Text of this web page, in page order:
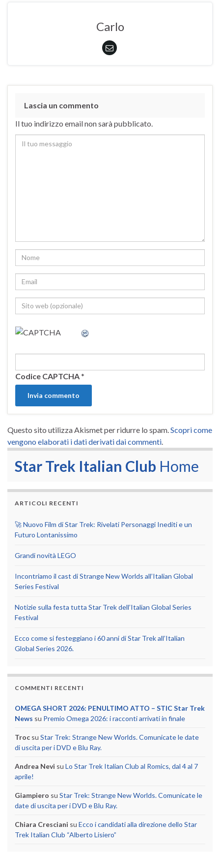
Carlo
Lascia un commento
Il tuo indirizzo email non sarà pubblicato.
Codice CAPTCHA*
Questo sito utilizza Akismet per ridurre lo spam. Scopri come
vengono elaborati i dati derivati dai commenti
Star Trek Italian Club Home
ARTICOLI RECENTI
🚀 Nuovo Film di Star Trek: Rivelati Personaggi Inediti e un
Futuro Lontanissimo
Grandi novità LEGO
Incontriamo il cast di Strange New Worlds all’Italian Global
Series Festival
Notizie sulla festa tutta Star Trek dell’Italian Global Series
Festival
Ecco come si festeggiano i 60 anni di Star Trek all’Italian
Global Series 2026.
COMMENTI RECENTI
OMEGA SHORT 2026: PENULTIMO ATTO – STIC Star Trek
News su Premio Omega 2026: i racconti arrivati in finale
Troc su Star Trek: Strange New Worlds. Comunicate le date
di uscita per i DVD e Blu Ray.
Andrea Nevi su Lo Star Trek Italian Club al Romics, dal 4 al 7
aprile!
Giampiero su Star Trek: Strange New Worlds. Comunicate le
date di uscita per i DVD e Blu Ray.
Chiara Cresciani su Ecco i candidati alla direzione dello Star
Trek Italian Club “Alberto Lisiero”